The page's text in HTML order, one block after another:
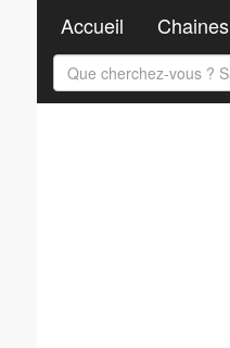
Accueil Chaines